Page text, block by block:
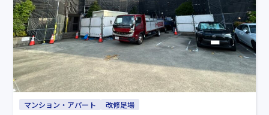
マンション・アパート 改修足場